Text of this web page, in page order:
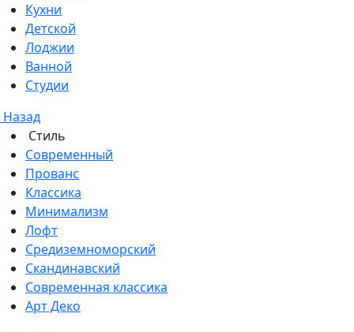
Кухни
Детской
Лоджии
Ванной
Студии
Назад
Стиль
Современный
Прованс
Классика
Минимализм
Лофт
Средиземноморский
Скандинавский
Современная классика
Арт Деко